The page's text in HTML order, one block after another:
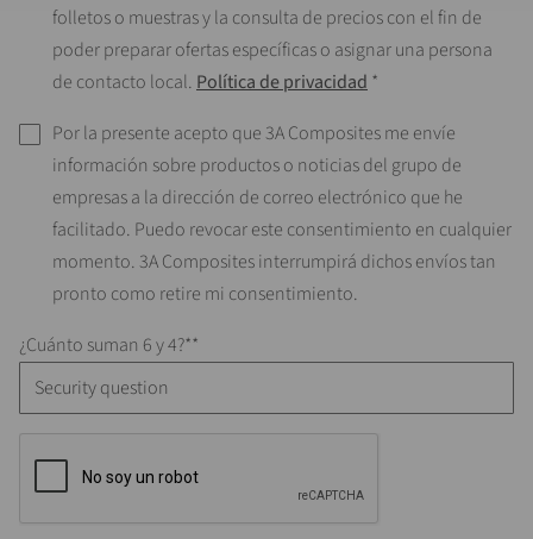
folletos o muestras y la consulta de precios con el fin de
poder preparar ofertas específicas o asignar una persona
de contacto local. Política de privacidad *
Por la presente acepto que 3A Composites me envíe
información sobre productos o noticias del grupo de
empresas a la dirección de correo electrónico que he
facilitado. Puedo revocar este consentimiento en cualquier
momento. 3A Composites interrumpirá dichos envíos tan
pronto como retire mi consentimiento.
¿Cuánto suman 6 y 4?*